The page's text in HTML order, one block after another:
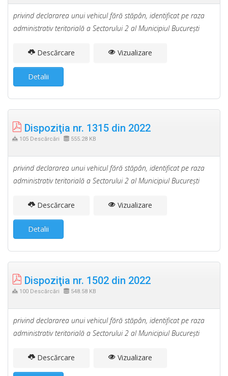
privind declararea unui vehicul fără stăpân, identificat pe raza
administrativ teritorială a Sectorului 2 al Municipiul Bucureşti
Descărcare Vizualizare
Detalii
Dispoziţia nr. 1315 din 2022
105 Descărcări 555.28 KB
privind declararea unui vehicul fără stăpân, identificat pe raza
administrativ teritorială a Sectorului 2 al Municipiul Bucureşti
Descărcare Vizualizare
Detalii
Dispoziţia nr. 1502 din 2022
100 Descărcări 548.58 KB
privind declararea unui vehicul fără stăpân, identificat pe raza
administrativ teritorială a Sectorului 2 al Municipiul Bucureşti
Descărcare Vizualizare